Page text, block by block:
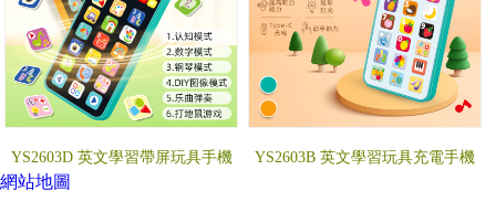
YS2603D 英文學習帶屏玩具手機 YS2603B 英文學習玩具充電手機
網站地圖